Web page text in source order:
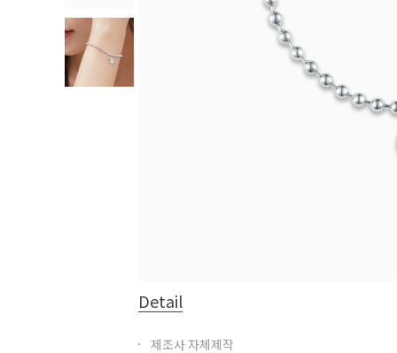
Detail
제조사 자체제작